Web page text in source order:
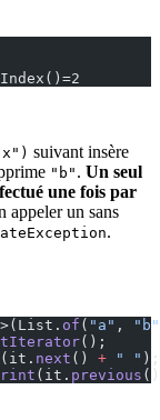
suivant insère
"b" . Un seul
une fois par
un sans
.
of ( "a" ,
"b"
();
(it. next () + " "
(it. previous